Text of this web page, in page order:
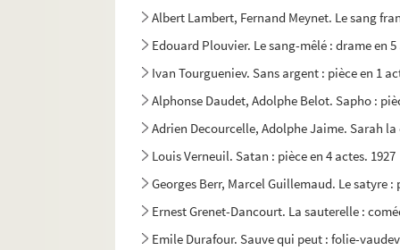
Albert Lambert, Fernand Meynet. Le sang
Edouard Plouvier. Le sang-mêlé : drame en 5
Ivan Tourgueniev. Sans argent : pièce en 1
Alphonse Daudet, Adolphe Belot. Sapho :
Adrien Decourcelle, Adolphe Jaime. Sarah la
Louis Verneuil. Satan : pièce en 4 actes. 1927
Georges Berr, Marcel Guillemaud. Le satyre :
Ernest Grenet-Dancourt. La sauterelle :
Emile Durafour. Sauve qui peut : folie-